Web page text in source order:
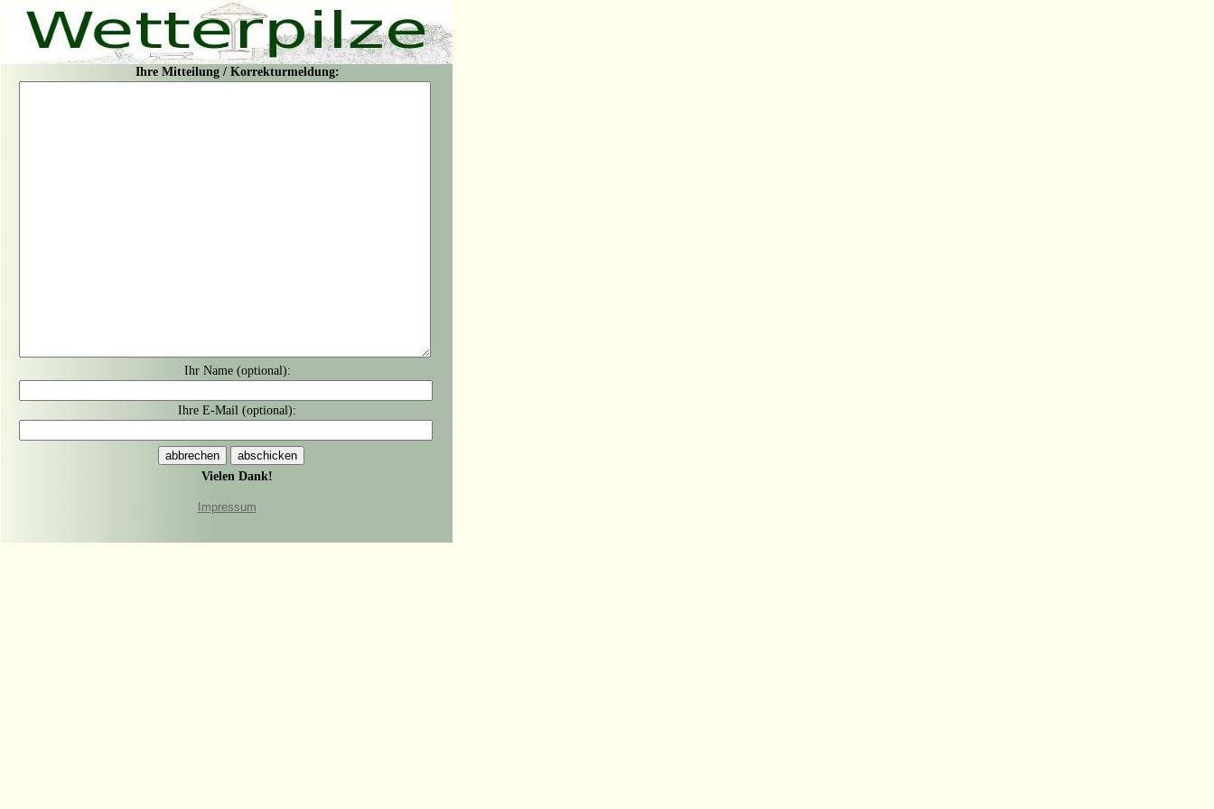
Ihre Mitteilung / Korrekturmeldung:
Ihr Name (optional):
Ihre E-Mail (optional):
Vielen Dank!
Impressum